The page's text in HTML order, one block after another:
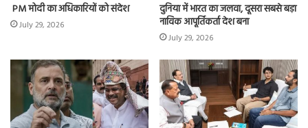
PM मोदी का अधिकारियों को संदेश
July 29, 2026
दुनिया में भारत का जलवा, दूसरा सबसे बड़ा
नाविक आपूर्तिकर्ता देश बना
July 29, 2026